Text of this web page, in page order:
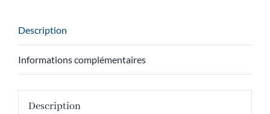
Description
Informations complémentaires
Description